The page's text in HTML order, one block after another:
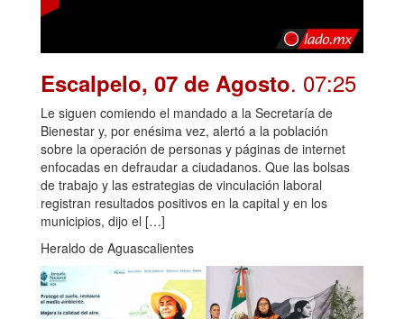
Escalpelo, 07 de Agosto. 07:25
Le siguen comiendo el mandado a la Secretaría de
Bienestar y, por enésima vez, alertó a la población
sobre la operación de personas y páginas de internet
enfocadas en defraudar a ciudadanos. Que las bolsas
de trabajo y las estrategias de vinculación laboral
registran resultados positivos en la capital y en los
municipios, dijo el […]
Heraldo de Aguascalientes